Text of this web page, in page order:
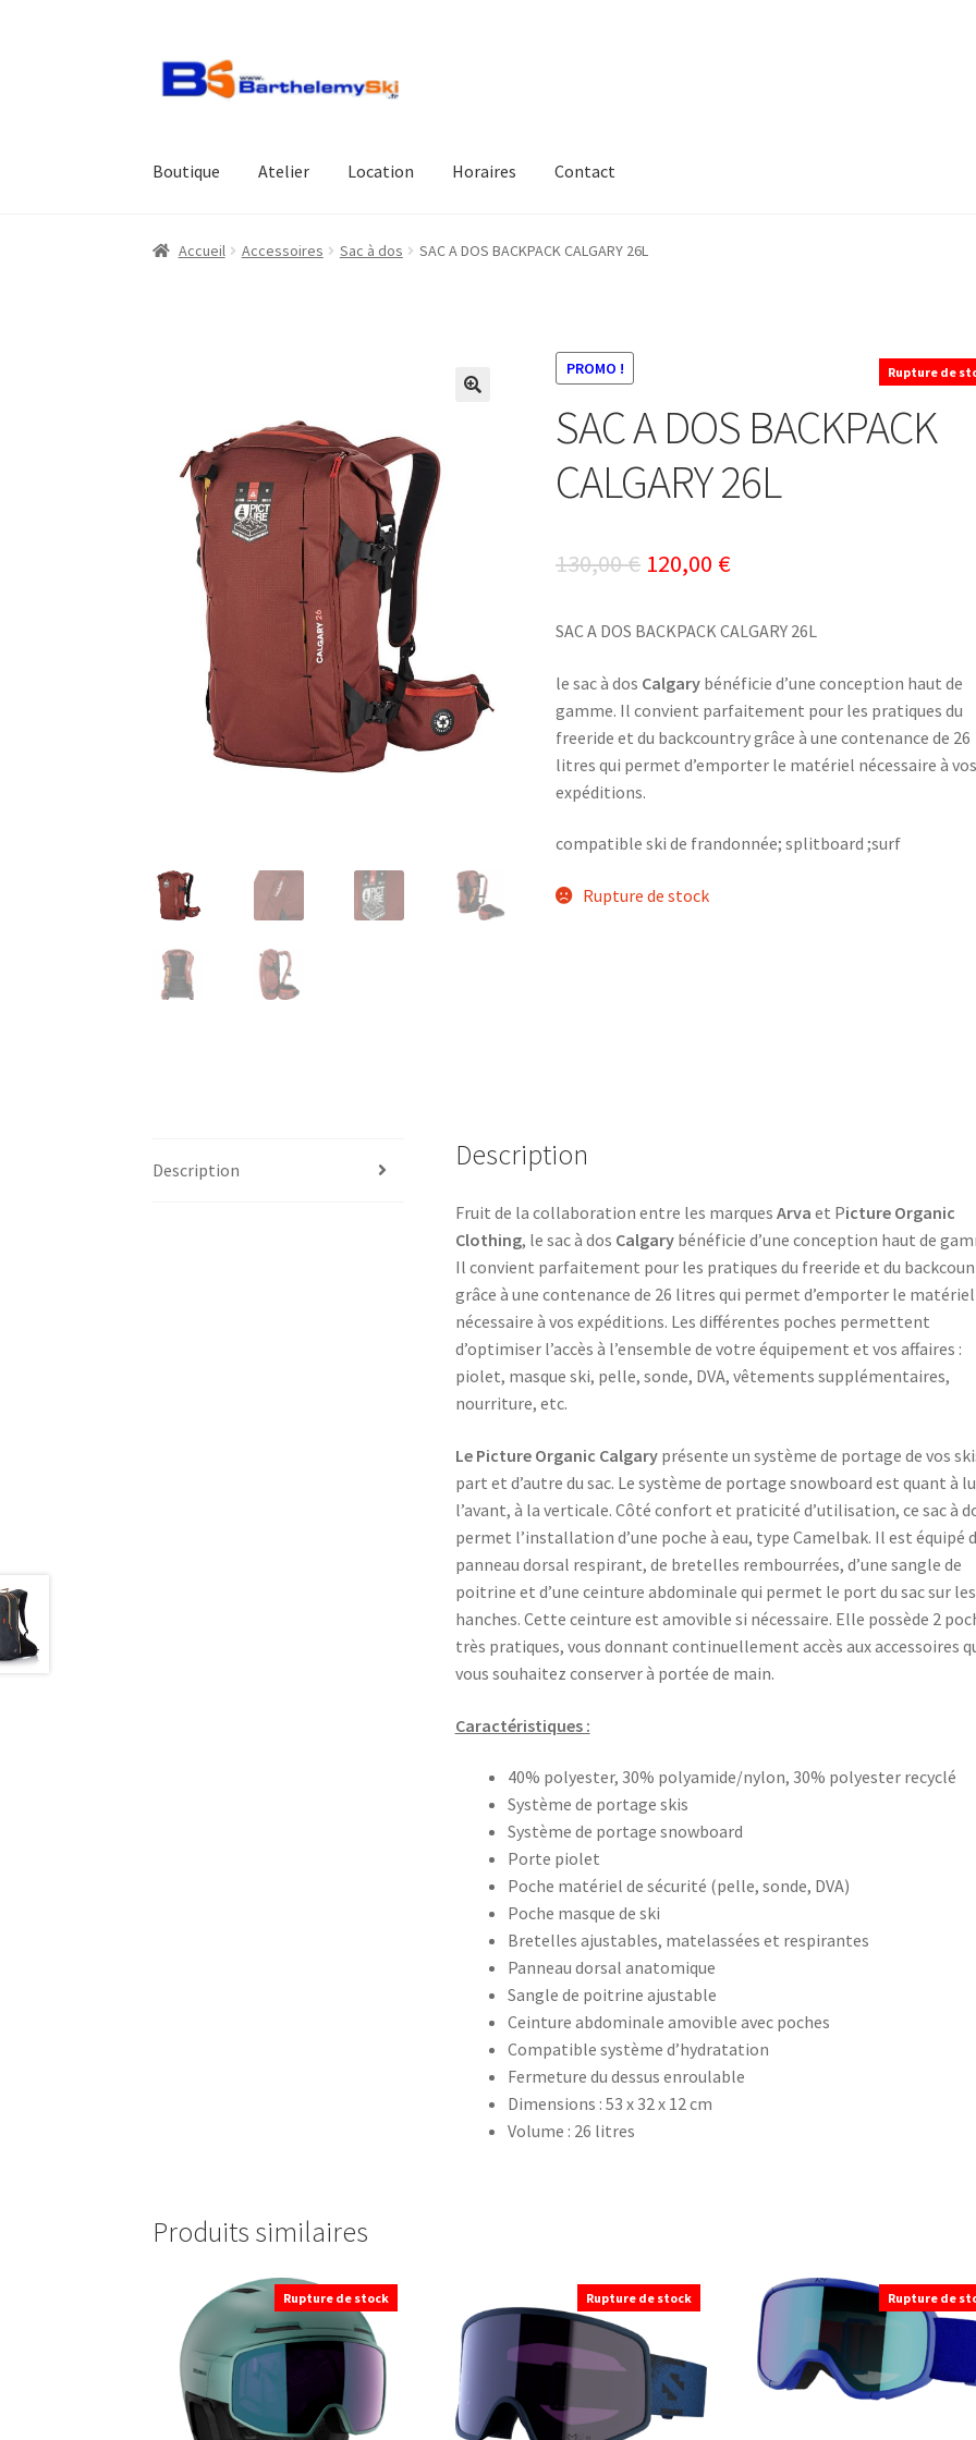
Aller
Aller
Boutique Atelier Location Horaires Contact
Accueil Accessoires Sac à dos SAC A DOS BACKPACK CALGARY 26L
PROMO !
SAC A DOS BACKPACK
CALGARY 26L
130,00€ Le
initial
était :
130,00 €.
120,00 €Le
actuel
est :
120,00 €.
Rupture de
SAC A DOS BACKPACK CALGARY 26L
le sac à dos Calgary bénéficie d’une conception haut de
gamme. Il convient parfaitement pour les pratiques du
freeride et du backcountry grâce à une contenance de 26
litres qui permet d’emporter le matériel nécessaire à
expéditions.
compatible ski de frandonnée; splitboard ;surf
Rupture de stock
Description Description
Fruit de la collaboration entre les marques Arva et Picture Organic
Clothing, le sac à dos Calgarybénéficie d’une conception haut de
Il convient parfaitement pour les pratiques du freeride et du
grâce à une contenance de 26 litres qui permet d’emporter le matériel
nécessaire à vos expéditions. Les différentes poches permettent
d’optimiser l’accès à l’ensemble de votre équipement et vos affaires :
piolet, masque ski, pelle, sonde, DVA, vêtements supplémentaires,
nourriture, etc.
Le Picture Organic Calgaryprésente un système de portage de vos
part et d’autre du sac. Le système de portage snowboard est quant à
l’avant, à la verticale. Côté confort et praticité d’utilisation, ce sac à
permet l’installation d’une poche à eau, type Camelbak. Il est équipé
panneau dorsal respirant, de bretelles rembourrées, d’une sangle de
poitrine et d’une ceinture abdominale qui permet le port du sac sur les
hanches. Cette ceinture est amovible si nécessaire. Elle possède 2
très pratiques, vous donnant continuellement accès aux accessoires
vous souhaitez conserver à portée de main.
Caractéristiques :
40% polyester, 30% polyamide/nylon, 30% polyester recyclé
Système de portage skis
Système de portage snowboard
Porte piolet
Poche matériel de sécurité (pelle, sonde, DVA)
Poche masque de ski
Bretelles ajustables, matelassées et respirantes
Panneau dorsal anatomique
Sangle de poitrine ajustable
Ceinture abdominale amovible avec poches
Compatible système d’hydratation
Fermeture du dessus enroulable
Dimensions : 53 x 32 x 12 cm
Volume : 26 litres
Produits similaires
Rupture de stock Rupture de stock Rupture de